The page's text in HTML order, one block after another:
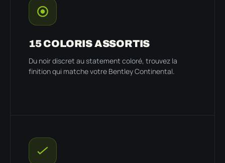
15 COLORIS ASSORTIS
Du noir discret au statement coloré, trouvez la
finition qui matche votre Bentley Continental.